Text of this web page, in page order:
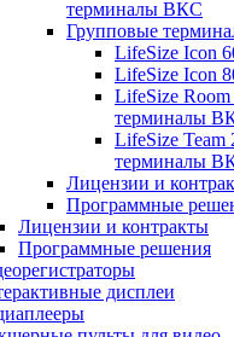
терминалы ВКС
Групповые
LifeSize Icon
LifeSize Icon
LifeSize
терминалы
LifeSize Team
терминалы
Лицензии и
Программные
Лицензии и контракты
Программные решения
дисплеи